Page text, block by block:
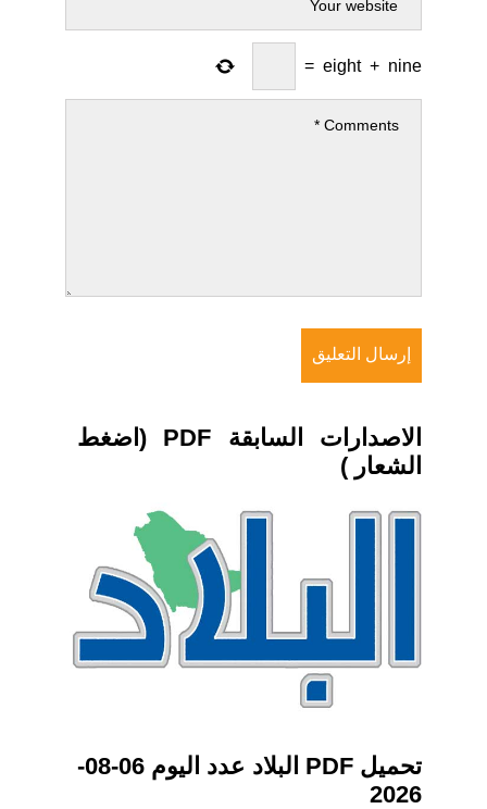
nine
+
eight
=
الاصدارات السابقة PDF (اضغط
الشعار )
تحميل PDF البلاد عدد اليوم 06-08-
2026